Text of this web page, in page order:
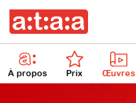
À propos Prix Œuvres